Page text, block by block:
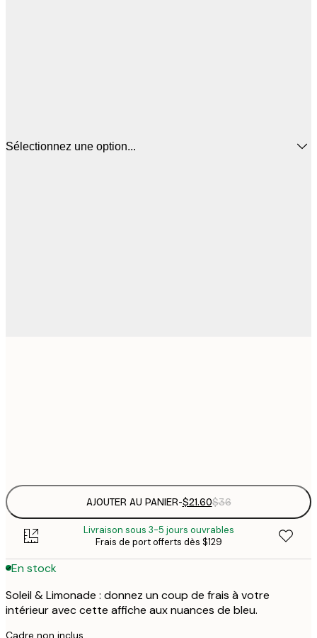
Sélectionnez une option...
AJOUTER AU PANIER-$21.60$36
Livraison sous 3-5 jours ouvrables
Frais de port offerts dès $129
En stock
Soleil & Limonade : donnez un coup de frais à votre
intérieur avec cette affiche aux nuances de bleu.
Cadre non inclus.